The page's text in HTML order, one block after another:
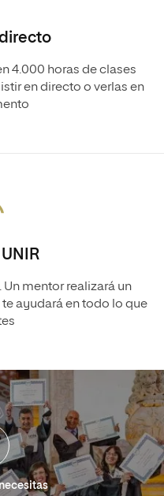
4.000 horas de clases
en directo o verlas en
Un mentor realizará un
ayudará en todo lo que